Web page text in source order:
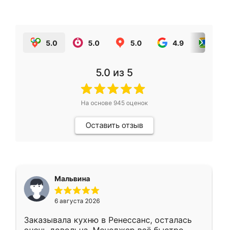
5.0 5.0 5.0 4.9
5.0 из 5
На основе 945оценок
Оставить отзыв
Мальвина
6 августа 2026
Заказывала кухню в Ренессанс, осталась